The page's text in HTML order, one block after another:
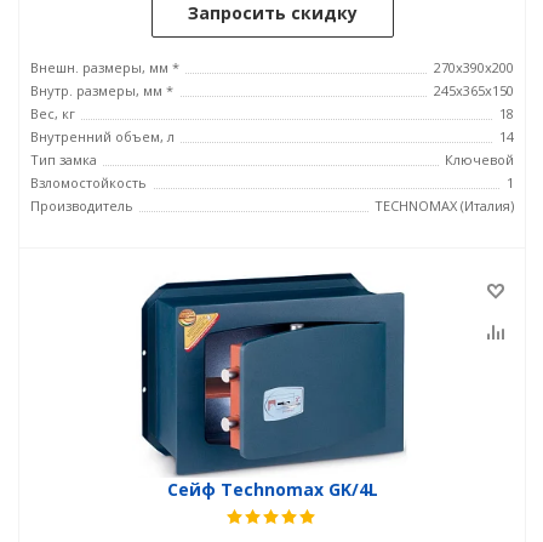
Запросить скидку
Внешн. размеры, мм *
270x390x200
Внутр. размеры, мм *
245х365х150
Вес, кг
18
Внутренний объем, л
14
Тип замка
Ключевой
Взломостойкость
1
Производитель
TECHNOMAX (Италия)
Сейф Technomax GK/4L